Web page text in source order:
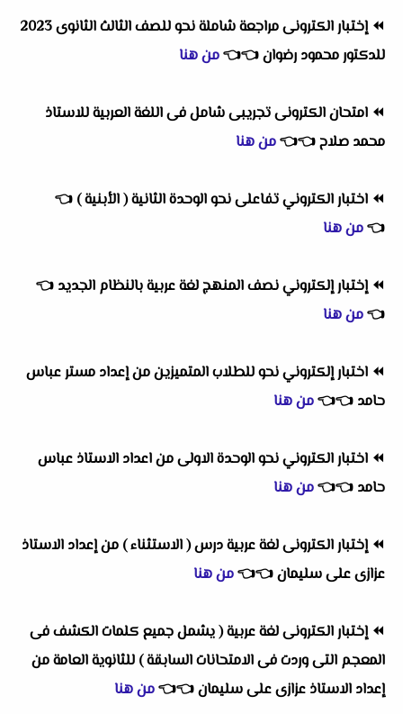
⏪
إختبار الكترونى مراجعة شاملة نحو للصف الثالث الثانوى 2023
للدكتور محمود رضوان👈
👈من هنا
⏪ امتحان الكترونى تجريبى شامل فى اللغة العربية للاستاذ
محمد صلاح👈
👈من هنا
⏪ اختبار الكتروني تفاعلى نحو الوحدة الثانية ( الأبنية ) 👈
👈من هنا
⏪إختبار إلكتروني نصف المنهج لغة عربية بالنظام الجديد 👈
👈من هنا
⏪ اختبار إلكتروني نحو للطلاب المتميزين من إعداد مستر عباس
حامد 👈
👈من هنا
⏪ اختبار الكتروني نحو الوحدة الاولى من اعداد الاستاذ عباس
حامد 👈
👈من هنا
⏪إختبار الكترونى لغة عربية درس ( الاستثناء ) من إعداد الاستاذ
عزازى على سليمان👈
👈من هنا
⏪إختبار الكترونى لغة عربية ( يشمل جميع كلمات الكشف فى
المعجم التى وردت فى الامتحانات السابقة ) للثانوية العامة من
إعداد الاستاذ عزازى على سليمان👈
👈من هنا